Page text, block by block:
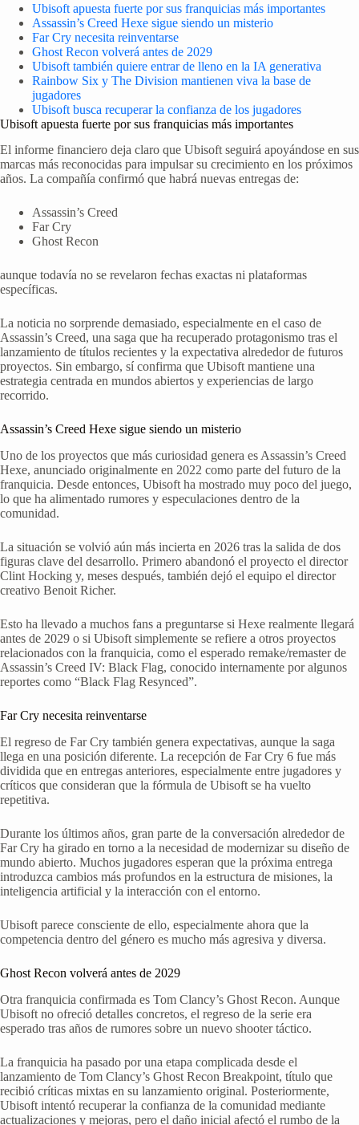
Ubisoft apuesta fuerte por sus franquicias más importantes
Assassin’s Creed Hexe sigue siendo un misterio
Far Cry necesita reinventarse
Ghost Recon volverá antes de 2029
Ubisoft también quiere entrar de lleno en la IA generativa
Rainbow Six y The Division mantienen viva la base de
jugadores
Ubisoft busca recuperar la confianza de los jugadores
Ubisoft apuesta fuerte por sus franquicias más importantes
El informe financiero deja claro que Ubisoft seguirá apoyándose en sus
marcas más reconocidas para impulsar su crecimiento en los próximos
años. La compañía confirmó que habrá nuevas entregas de:
Assassin’s Creed
Far Cry
Ghost Recon
aunque todavía no se revelaron fechas exactas ni plataformas
específicas.
La noticia no sorprende demasiado, especialmente en el caso de
Assassin’s Creed, una saga que ha recuperado protagonismo tras el
lanzamiento de títulos recientes y la expectativa alrededor de futuros
proyectos. Sin embargo, sí confirma que Ubisoft mantiene una
estrategia centrada en mundos abiertos y experiencias de largo
recorrido.
Assassin’s Creed Hexe sigue siendo un misterio
Uno de los proyectos que más curiosidad genera es Assassin’s Creed
Hexe, anunciado originalmente en 2022 como parte del futuro de la
franquicia. Desde entonces, Ubisoft ha mostrado muy poco del juego,
lo que ha alimentado rumores y especulaciones dentro de la
comunidad.
La situación se volvió aún más incierta en 2026 tras la salida de dos
figuras clave del desarrollo. Primero abandonó el proyecto el director
Clint Hocking y, meses después, también dejó el equipo el director
creativo Benoit Richer.
Esto ha llevado a muchos fans a preguntarse si Hexe realmente llegará
antes de 2029 o si Ubisoft simplemente se refiere a otros proyectos
relacionados con la franquicia, como el esperado remake/remaster de
Assassin’s Creed IV: Black Flag, conocido internamente por algunos
reportes como “Black Flag Resynced”.
Far Cry necesita reinventarse
El regreso de Far Cry también genera expectativas, aunque la saga
llega en una posición diferente. La recepción de Far Cry 6 fue más
dividida que en entregas anteriores, especialmente entre jugadores y
críticos que consideran que la fórmula de Ubisoft se ha vuelto
repetitiva.
Durante los últimos años, gran parte de la conversación alrededor de
Far Cry ha girado en torno a la necesidad de modernizar su diseño de
mundo abierto. Muchos jugadores esperan que la próxima entrega
introduzca cambios más profundos en la estructura de misiones, la
inteligencia artificial y la interacción con el entorno.
Ubisoft parece consciente de ello, especialmente ahora que la
competencia dentro del género es mucho más agresiva y diversa.
Ghost Recon volverá antes de 2029
Otra franquicia confirmada es Tom Clancy’s Ghost Recon. Aunque
Ubisoft no ofreció detalles concretos, el regreso de la serie era
esperado tras años de rumores sobre un nuevo shooter táctico.
La franquicia ha pasado por una etapa complicada desde el
lanzamiento de Tom Clancy’s Ghost Recon Breakpoint, título que
recibió críticas mixtas en su lanzamiento original. Posteriormente,
Ubisoft intentó recuperar la confianza de la comunidad mediante
actualizaciones y mejoras, pero el daño inicial afectó el rumbo de la